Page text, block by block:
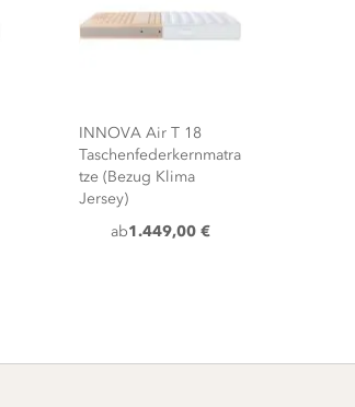
INNOVA Air T 18
Taschenfederkernmatra
tze (Bezug Klima
Jersey)
ab1.449,00 €